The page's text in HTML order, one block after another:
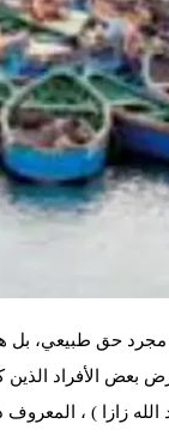
حق طبيعي، بل
بعض الأفراد
زازا ) ،